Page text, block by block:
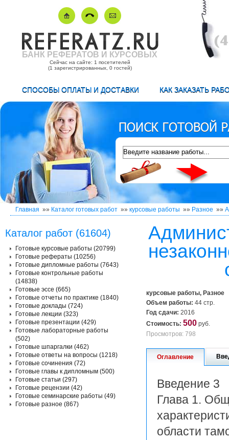
БАНК РЕФЕРАТОВ И КУРСОВЫХ
Сейчас на сайте: 1 посетителей
(1 зарегистрированных, 0 гостей)
СПОСОБЫ ОПЛАТЫ И ДОСТАВКИ КАК ЗАКАЗАТЬ
Главная »» Каталог готовых работ »» курсовые работы »» Разное »»
курсовые работы, Разное
Объем работы: 44 стр.
Год сдачи: 2016
Стоимость: 500 руб.
Просмотров: 798
Оглавление
Введение 3
Глава 1.
области
Каталог работ (61604)
Готовые курсовые работы (20799)
Готовые рефераты (10256)
Готовые дипломные работы (7643)
Готовые контрольные работы
(14838)
Готовые эссе (665)
Готовые отчеты по практике (1840)
Готовые доклады (724)
Готовые лекции (323)
Готовые презентации (429)
Готовые лабораторные работы
(502)
Готовые шпаргалки (462)
Готовые ответы на вопросы (1218)
Готовые сочинения (72)
Готовые главы к дипломным (500)
Готовые статьи (297)
Готовые рецензии (42)
Готовые семинарские работы (49)
Готовые разное (867)